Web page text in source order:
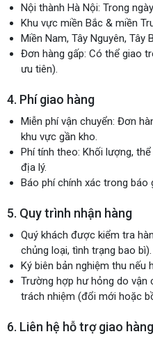
Nội thành Hà Nội: Trong
Khu vực miền Bắc & miền
Miền Nam, Tây Nguyên, Tây
Đơn hàng gấp: Có thể giao
ưu tiên).
4. Phí giao hàng
Miễn phí vận chuyển: Đơn
khu vực gần kho.
Phí tính theo: Khối lượng,
địa lý.
Báo phí chính xác trong báo
5. Quy trình nhận hàng
Quý khách được kiểm tra
chủng loại, tình trạng bao bì).
Ký biên bản nghiệm thu nếu
Trường hợp hư hỏng do vận
trách nhiệm (đổi mới hoặc
6. Liên hệ hỗ trợ giao hàng